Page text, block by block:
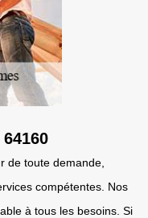
de toute demande,
compétentes. Nos
à tous les besoins. Si